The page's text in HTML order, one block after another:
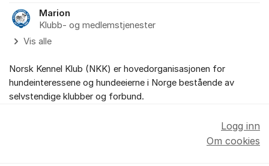
Marion
Klubb- og medlemstjenester
Vis alle
Norsk Kennel Klub (NKK) er hovedorganisasjonen for
hundeinteressene og hundeeierne i Norge bestående av
selvstendige klubber og forbund.
Logg inn
Om cookies